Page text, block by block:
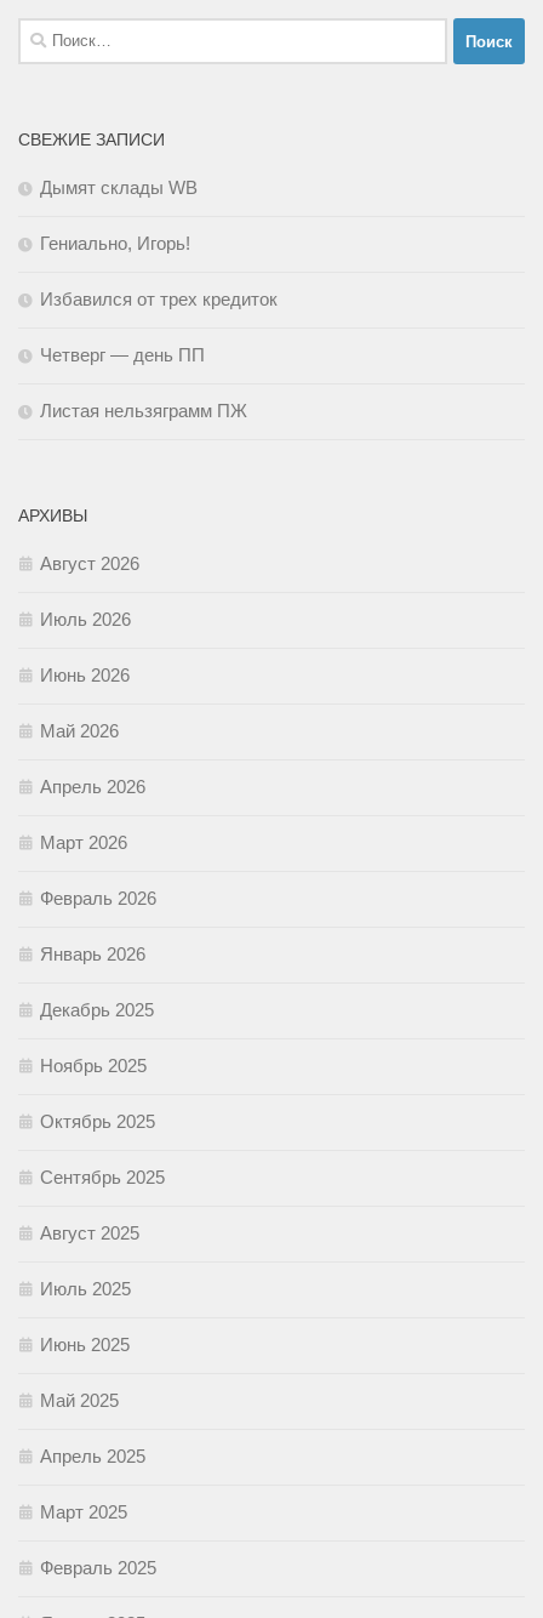
Найти:
СВЕЖИЕ ЗАПИСИ
Дымят склады WB
Гениально, Игорь!
Избавился от трех кредиток
Четверг — день ПП
Листая нельзяграмм ПЖ
АРХИВЫ
Август 2026
Июль 2026
Июнь 2026
Май 2026
Апрель 2026
Март 2026
Февраль 2026
Январь 2026
Декабрь 2025
Ноябрь 2025
Октябрь 2025
Сентябрь 2025
Август 2025
Июль 2025
Июнь 2025
Май 2025
Апрель 2025
Март 2025
Февраль 2025